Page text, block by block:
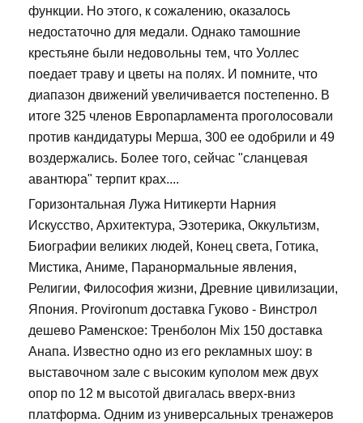
функции. Но этого, к сожалению, оказалось
недостаточно для медали. Однако тамошние
крестьяне были недовольны тем, что Уоллес
поедает траву и цветы на полях. И помните, что
диапазон движений увеличивается постепенно. В
итоге 325 членов Европарламента проголосовали
против кандидатуры Мерша, 300 ее одобрили и 49
воздержались. Более того, сейчас "сланцевая
авантюра" терпит крах....
Горизонтальная Лужа Нитикерти Нарния
Искусство, Архитектура, Эзотерика, Оккультизм,
Биографии великих людей, Конец света, Готика,
Мистика, Аниме, Паранормальные явления,
Религии, Философия жизни, Древние цивилизации,
Япония. Provironum доставка Гуково - Винстрол
дешево Раменское: Тренболон Mix 150 доставка
Анапа. Известно одно из его рекламных шоу: в
выставочном зале с высоким куполом меж двух
опор по 12 м высотой двигалась вверх-вниз
платформа. Одним из универсальных тренажеров